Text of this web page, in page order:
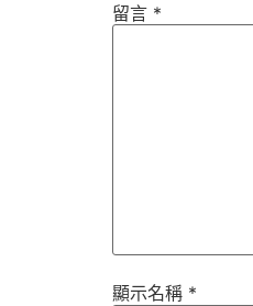
留言 *
顯示名稱 *